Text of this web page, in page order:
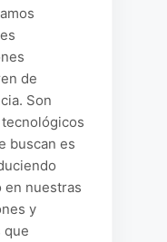
de
Son
buscan es
en nuestras
y
que